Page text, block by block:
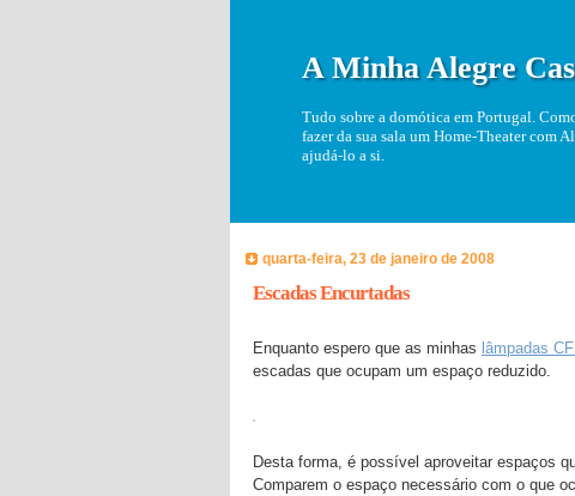
A Minha Alegre
Tudo sobre a domótica em Portugal.
fazer da sua sala um Home-Theater com
ajudá-lo a si.
quarta-feira, 23 de janeiro de 2008
Escadas Encurtadas
Enquanto espero que as minhas lâmpadas
escadas que ocupam um espaço reduzido.
Desta forma, é possível aproveitar espaços
Comparem o espaço necessário com o que